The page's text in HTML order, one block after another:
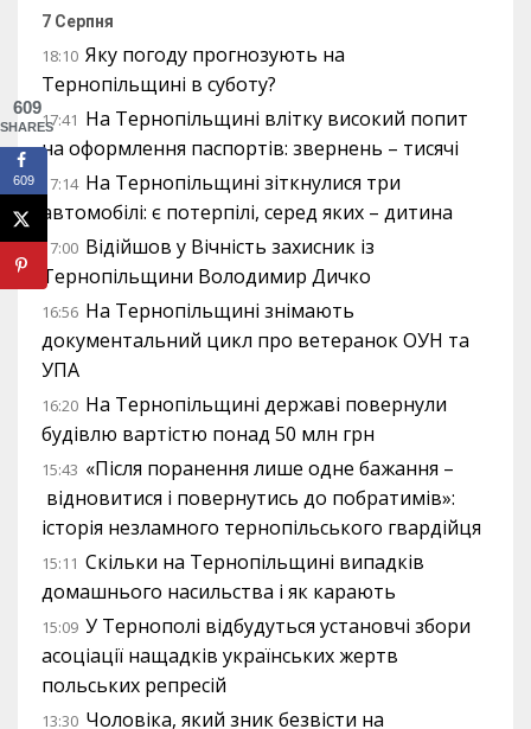
7 Серпня
18:10 Яку погоду прогнозують на
Тернопільщині в суботу?
17:41 На Тернопільщині влітку високий попит
на оформлення паспортів: звернень – тисячі
17:14 На Тернопільщині зіткнулися три
автомобілі: є потерпілі, серед яких – дитина
17:00 Відійшов у Вічність захисник із
Тернопільщини Володимир Дичко
16:56 На Тернопільщині знімають
документальний цикл про ветеранок ОУН та
УПА
16:20 На Тернопільщині державі повернули
будівлю вартістю понад 50 млн грн
15:43 «Після поранення лише одне бажання –
відновитися і повернутись до побратимів»:
історія незламного тернопільського гвардійця
15:11 Скільки на Тернопільщині випадків
домашнього насильства і як карають
15:09 У Тернополі відбудуться установчі збори
асоціації нащадків українських жертв
польських репресій
13:30 Чоловіка, який зник безвісти на
609
SHARES
609